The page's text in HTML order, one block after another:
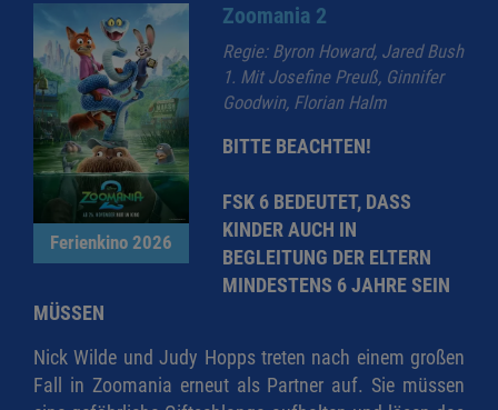
Ferienkino 2026
Zoomania 2
Regie: Byron Howard, Jared Bush
1. Mit Josefine Preuß, Ginnifer
Goodwin, Florian Halm
BITTE BEACHTEN!
FSK 6 BEDEUTET, DASS
KINDER AUCH IN
BEGLEITUNG DER ELTERN
MINDESTENS 6 JAHRE SEIN
MÜSSEN
Nick Wilde und Judy Hopps treten nach einem großen
Fall in Zoomania erneut als Partner auf. Sie müssen